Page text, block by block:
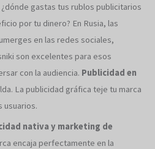
gastas tus rublos publicitarios
por tu dinero? En Rusia, las
en las redes sociales,
son excelentes para esos
con la audiencia. Publicidad en
La publicidad gráfica teje tu marca
usuarios.
nativa y marketing de
encaja perfectamente en la